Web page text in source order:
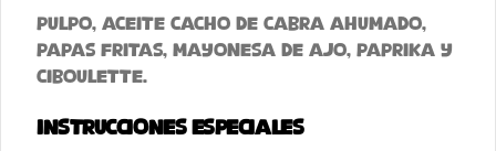
Instagram
Facebook
Mi cuenta
Pulpo, aceite cacho de cabra ahumado,
papas fritas, mayonesa de ajo, paprika y
ciboulette.
Instrucciones especiales